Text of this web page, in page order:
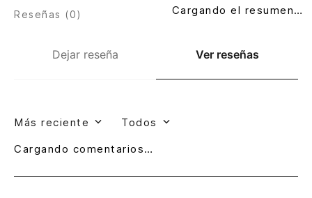
Dejar reseña Ver reseñas
Reseñas (0) Cargando el resumen…
Más reciente Todos
Cargando comentarios…